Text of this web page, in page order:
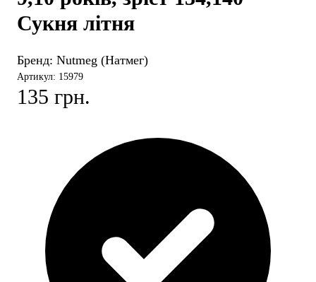
Сукня літня
Бренд: Nutmeg (Натмег)
Артикул: 15979
135 грн.